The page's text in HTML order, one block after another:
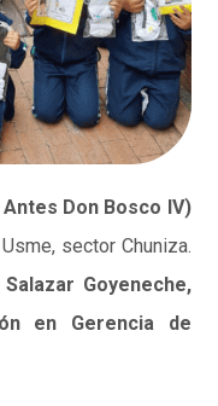
Don Bosco IV)
sector Chuniza.
Goyeneche,
en Gerencia de